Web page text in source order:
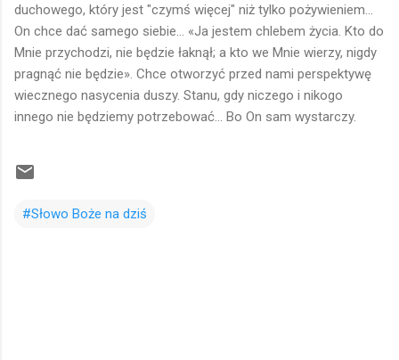
duchowego, który jest "czymś więcej" niż tylko pożywieniem...
On chce dać samego siebie... «Ja jestem chlebem życia. Kto do
Mnie przychodzi, nie będzie łaknął; a kto we Mnie wierzy, nigdy
pragnąć nie będzie». Chce otworzyć przed nami perspektywę
wiecznego nasycenia duszy. Stanu, gdy niczego i nikogo
innego nie będziemy potrzebować... Bo On sam wystarczy.
#Słowo Boże na dziś